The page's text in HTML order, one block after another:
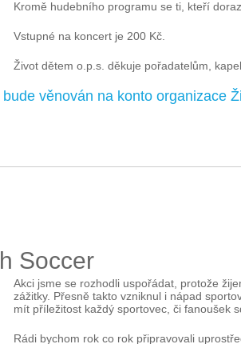
Kromě hudebního programu se ti, kteří
Vstupné na koncert je 200 Kč.
Život dětem o.p.s. děkuje pořadatelům,
věnován na konto organizace
Soccer
Akci jsme se rozhodli uspořádat, protože
zážitky. Přesně takto vzniknul i nápad
mít příležitost každý sportovec, či fanoušek
Rádi bychom rok co rok připravovali